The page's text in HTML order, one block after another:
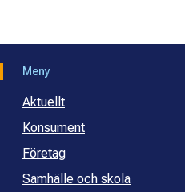
Meny
Aktuellt
Konsument
Företag
Samhälle och skola